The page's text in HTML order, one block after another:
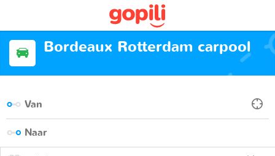
Bordeaux Rotterdam carpool